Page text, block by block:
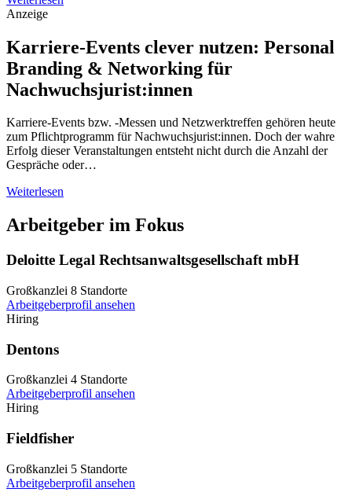
Anzeige
Karriere-Events clever nutzen: Personal
Branding & Networking für
Nachwuchsjurist:innen
Karriere-Events bzw. -Messen und Netzwerktreffen gehören heute
zum Pflichtprogramm für Nachwuchsjurist:innen. Doch der wahre
Erfolg dieser Veranstaltungen entsteht nicht durch die Anzahl der
Gespräche oder…
Weiterlesen
Arbeitgeber im Fokus
Deloitte Legal Rechtsanwaltsgesellschaft mbH
Großkanzlei 8 Standorte
Arbeitgeberprofil ansehen
Hiring
Dentons
Großkanzlei 4 Standorte
Arbeitgeberprofil ansehen
Hiring
Fieldfisher
Großkanzlei 5 Standorte
Arbeitgeberprofil ansehen